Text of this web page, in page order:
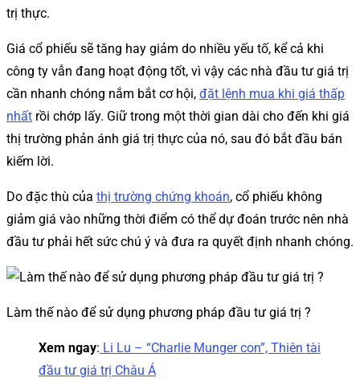
trị thực.
Giá cổ phiếu sẽ tăng hay giảm do nhiều yếu tố, kể cả khi
công ty vẫn đang hoạt động tốt, vì vậy các nhà đầu tư giá trị
cần nhanh chóng nắm bắt cơ hội, đặt lệnh mua khi giá thấp
nhất rồi chớp lấy. Giữ trong một thời gian dài cho đến khi giá
thị trường phản ánh giá trị thực của nó, sau đó bắt đầu bán
kiếm lời.
Do đặc thù của thị trường chứng khoán, cổ phiếu không
giảm giá vào những thời điểm có thể dự đoán trước nên nhà
đầu tư phải hết sức chú ý và đưa ra quyết định nhanh chóng.
Làm thế nào để sử dụng phương pháp đầu tư giá trị ?
Xem ngay: Li Lu – “Charlie Munger con”, Thiên tài
đầu tư giá trị Châu Á